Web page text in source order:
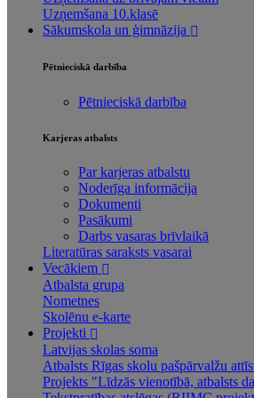
Uzņemšana 10.klasē
Sākumskola un ģimnāzija
Pētnieciskā darbība
Pētnieciskā darbība
Karjeras atbalsts
Par karjeras atbalstu
Noderīga informācija
Dokumenti
Pasākumi
Darbs vasaras brīvlaikā
Literatūras saraksts vasarai
Vecākiem
Atbalsta grupa
Nometnes
Skolēnu e-karte
Projekti
Latvijas skolas soma
Atbalsts Rīgas skolu pašpārvalžu
Projekts "Līdzās vienotībā, atbalsts